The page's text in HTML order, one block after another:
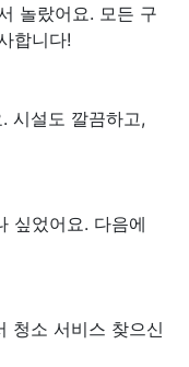
놀랐어요. 모든 구
합니다!
시설도 깔끔하고,
싶었어요. 다음에
청소 서비스 찾으신